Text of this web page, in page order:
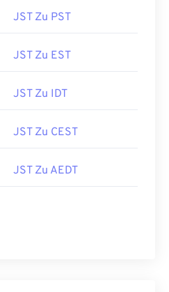
JST Zu PST
JST Zu EST
JST Zu IDT
JST Zu CEST
JST Zu AEDT